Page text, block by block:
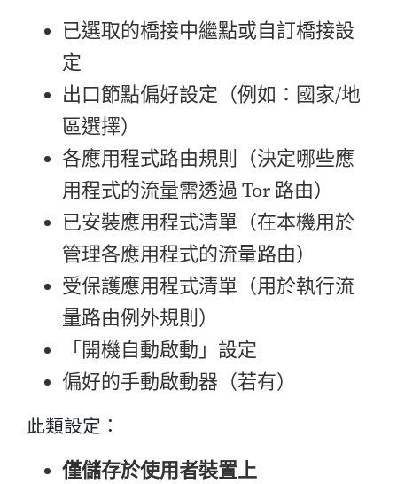
已選取的橋接中繼點或自訂橋接設
定
出口節點偏好設定（例如：國家/地
區選擇）
各應用程式路由規則（決定哪些應
用程式的流量需透過 Tor 路由）
已安裝應用程式清單（在本機用於
管理各應用程式的流量路由）
受保護應用程式清單（用於執行流
量路由例外規則）
「開機自動啟動」設定
偏好的手動啟動器（若有）
此類設定：
僅儲存於使用者裝置上